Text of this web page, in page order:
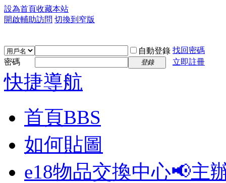
設為首頁收藏本站
開啟輔助訪問 切換到窄版
自動登錄 找回密碼
密碼
登錄 立即註冊
快捷導航
首頁BBS
如何貼圖
e18物品交換中心📢主